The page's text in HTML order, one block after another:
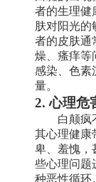
者的生理健
肤对阳光的
者的皮肤通
燥、瘙痒等
感染、色素
量。
2. 心理危
白颠疯不
其心理健康
卑、羞愧，
些心理问题
种恶性循环